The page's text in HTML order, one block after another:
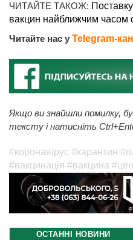
ЧИТАЙТЕ ТАКОЖ:
вакцин найближчим часом
Читайте нас у Telegram-
Якщо ви знайшли помилку,
тексту і натисніть
#коронавірус #карантин
#вакцинація #вакцина
ОСТАННІ НОВИНИ